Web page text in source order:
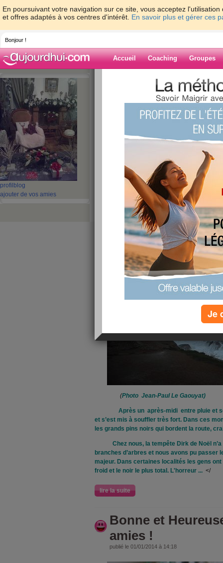
En poursuivant votre navigation sur ce site, vous acceptez
et offres adaptés à vos centres d'intérêt. En savoir plus et gérer ces
Bonjour !
Accueil Coaching Groupes
profil blog
ajouter de vos amies
>
Blog de lierre
21 - 30 31 - 40 41 - 50
51 -
111 - 120 121 - 130 131 - 136 »
‹ Préc. 1 3 4 5
La tempête Dirk
publié le 03/01/2014 à 01:09
(Photo Jean-Paul Le Gaouyat)
Après un après-midi entre pluie et
et s’est mis à souffler très fort. Dans ces
les grands pins noirs qui bordent la route,
Chez nous, la tempête Dirk de Noël n’a
branches d’arbres et nous avons pu passer
majeur. Dans certaines localités les gens
froid et le noir le plus total. L'horreur ... </
lire la suite
Bonne et
amies !
publié le 01/01/2014 à 14:18
Je